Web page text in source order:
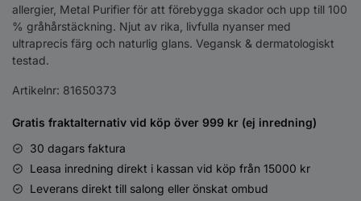
allergier, Metal Purifier för att förebygga skador och upp till 100
% gråhårstäckning. Njut av rika, livfulla nyanser med
ultraprecis färg och naturlig glans. Vegansk & dermatologiskt
testad.
Artikelnr: 81650373
Gratis fraktalternativ vid köp över 999 kr (ej inredning)
30 dagars faktura
Leasa inredning direkt i kassan vid köp från 15000 kr
Leverans direkt till salong eller önskat ombud